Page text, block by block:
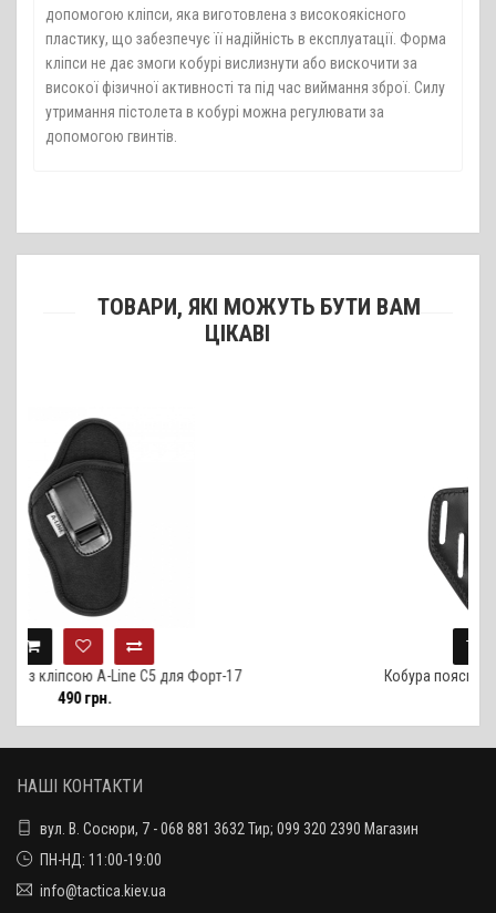
допомогою кліпси, яка виготовлена з високоякісного
пластику, що забезпечує її надійність в експлуатації. Форма
кліпси не дає змоги кобурі вислизнути або вискочити за
високої фізичної активності та під час виймання зброї. Силу
утримання пістолета в кобурі можна регулювати за
допомогою гвинтів.
ТОВАРИ, ЯКІ МОЖУТЬ БУТИ ВАМ
ЦІКАВІ
для Форт-17
Кобура поясна шкіряна A-Line К7 для T-
НАШІ КОНТАКТИ
вул. В. Сосюри, 7 - 068 881 3632 Тир; 099 320 2390 Магазин
ПН-НД: 11:00-19:00
info@tactica.kiev.ua